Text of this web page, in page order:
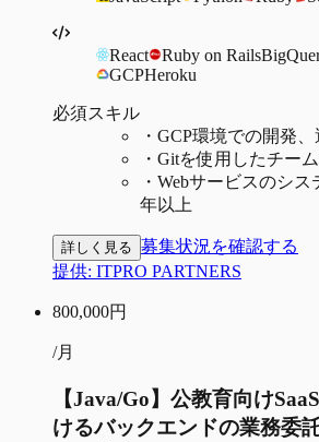
React Ruby on Rails
GCPHeroku
必須スキル
・ GCP環境での開発
・ Gitを使用したチー
・ Webサービスのシ
年以上
詳しく見る 募集状況を確認する
提供: ITPRO PARTNERS
800,000円
/月
【Java/Go】公教育向け
けるバックエンドの業務委